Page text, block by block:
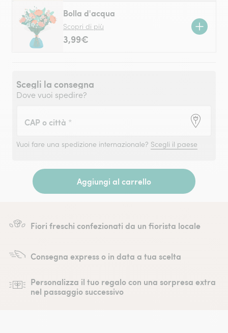
Bolla d'acqua
Scopri di più
3,99€
Scegli la consegna
Dove vuoi spedire?
CAP o città *
Vuoi fare una spedizione internazionale? Scegli il paese
Aggiungi al carrello
Fiori freschi confezionati da un fiorista locale
Consegna express o in data a tua scelta
Personalizza il tuo regalo con una sorpresa extra
nel passaggio successivo